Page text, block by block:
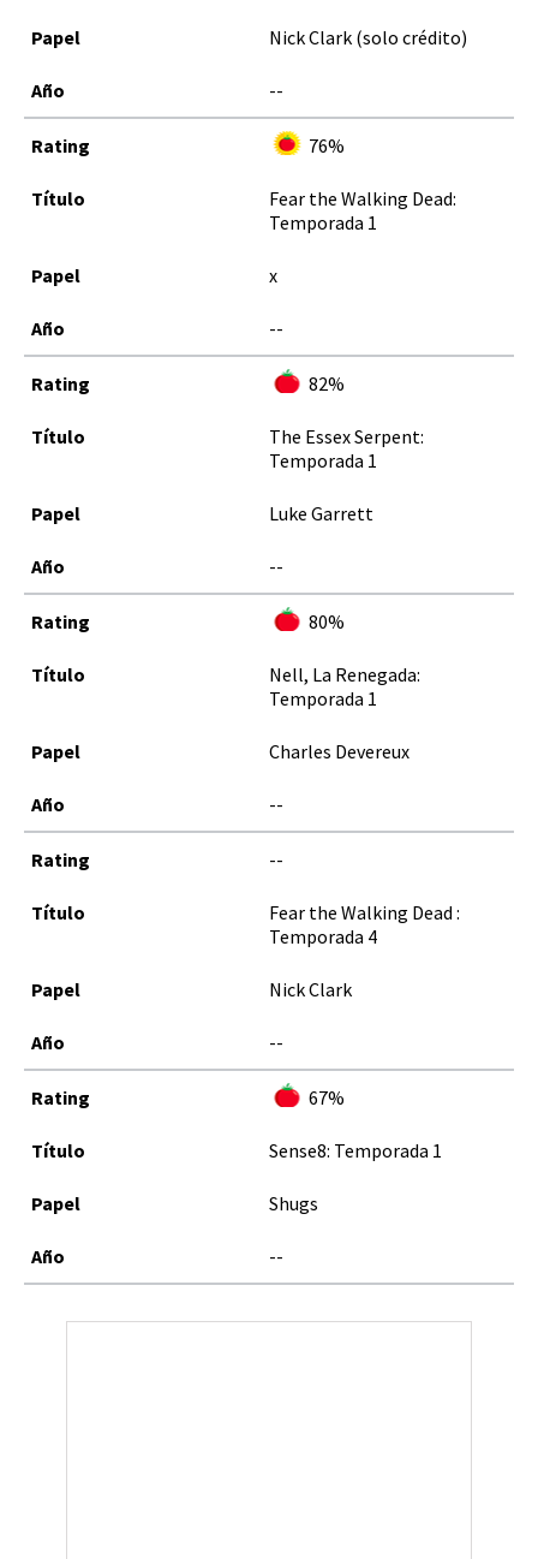
Nick Clark (solo crédito)
--
76%
Fear the Walking Dead:
Temporada 1
x
--
82%
The Essex Serpent:
Temporada 1
Luke Garrett
--
80%
Nell, La Renegada:
Temporada 1
Charles Devereux
--
--
Fear the Walking Dead :
Temporada 4
Nick Clark
--
67%
Sense8: Temporada 1
Shugs
--